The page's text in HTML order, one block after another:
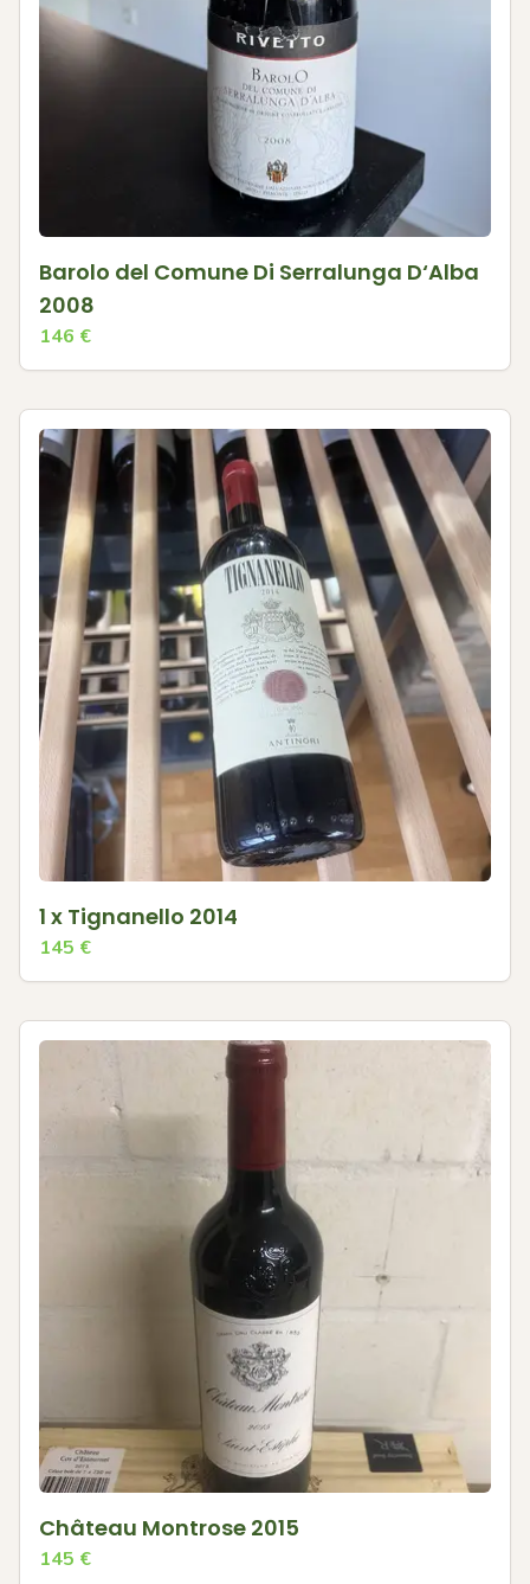
Barolo del Comune Di Serralunga D‘Alba
2008
146 €
1 x Tignanello 2014
145 €
Château Montrose 2015
145 €